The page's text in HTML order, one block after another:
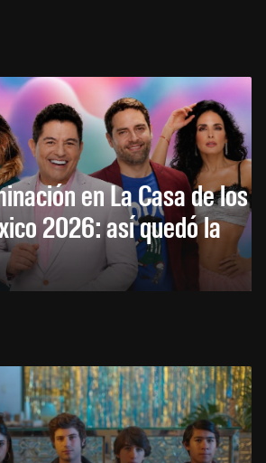
en La Casa de los
2026: así quedó la